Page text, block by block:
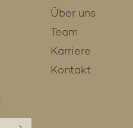
Über uns
Team
Karriere
Kontakt